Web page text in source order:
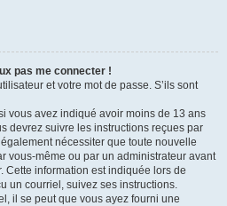
pas me connecter !
et votre mot de passe. S’ils sont
vous avez indiqué avoir moins de 13 ans
devrez suivre les instructions reçues par
nécessiter que toute nouvelle
vous-même ou par un administrateur avant
Cette information est indiquée lors de
un courriel, suivez ses instructions.
il se peut que vous ayez fourni une